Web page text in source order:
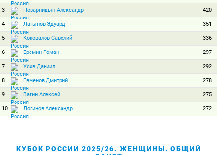
3 Поварницын Александр 420
4 Латыпов Эдуард 351
5 Коновалов Савелий 336
6 Еремин Роман 297
7 Усов Даниил 292
8 Евменов Дмитрий 278
9 Вагин Алексей 275
10 Логинов Александр 272
КУБОК РОССИИ 2025/26. ЖЕНЩИНЫ. ОБЩИЙ